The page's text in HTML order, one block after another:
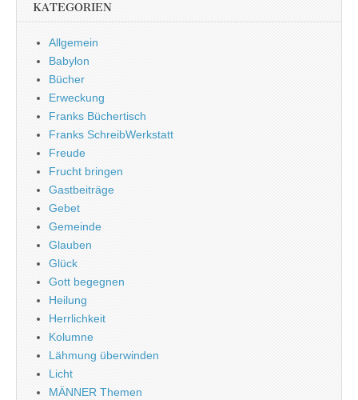
KATEGORIEN
Allgemein
Babylon
Bücher
Erweckung
Franks Büchertisch
Franks SchreibWerkstatt
Freude
Frucht bringen
Gastbeiträge
Gebet
Gemeinde
Glauben
Glück
Gott begegnen
Heilung
Herrlichkeit
Kolumne
Lähmung überwinden
Licht
MÄNNER Themen